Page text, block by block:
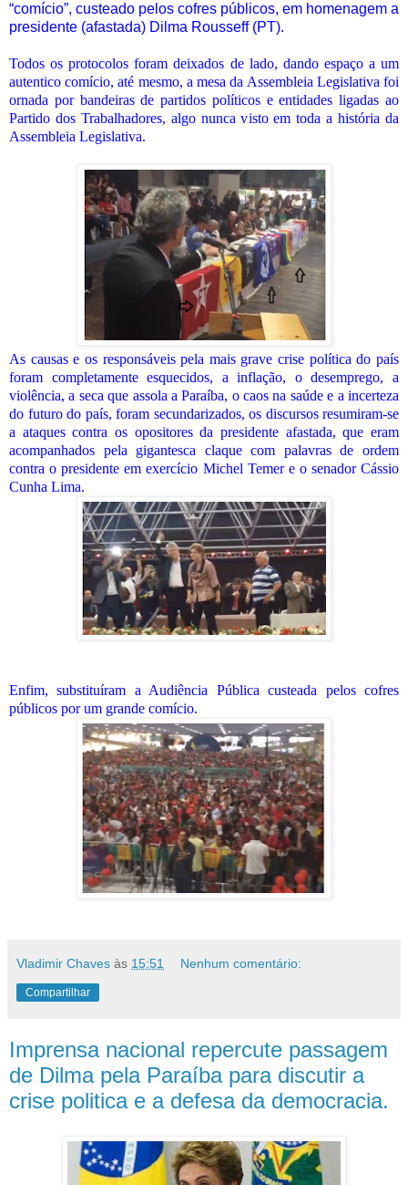
“comício”, custeado pelos cofres públicos, em homenagem a
presidente (afastada) Dilma Rousseff (PT).
Todos os protocolos foram deixados de lado, dando espaço a um
autentico comício, até mesmo, a mesa da Assembleia Legislativa foi
ornada por bandeiras de partidos políticos e entidades ligadas ao
Partido dos Trabalhadores, algo nunca visto em toda a história da
Assembleia Legislativa.
As causas e os responsáveis pela mais grave crise política do país
foram completamente esquecidos, a inflação, o desemprego, a
violência, a seca que assola a Paraíba, o caos na saúde e a incerteza
do futuro do país, foram secundarizados, os discursos resumiram-se
a ataques contra os opositores da presidente afastada, que eram
acompanhados pela gigantesca claque com palavras de ordem
contra o presidente em exercício Michel Temer e o senador Cássio
Cunha Lima.
Enfim, substituíram a Audiência Pública custeada pelos cofres
públicos por um grande comício.
Vladimir Chaves às 15:51 Nenhum comentário:
Compartilhar
Imprensa nacional repercute passagem
de Dilma pela Paraíba para discutir a
crise politica e a defesa da democracia.